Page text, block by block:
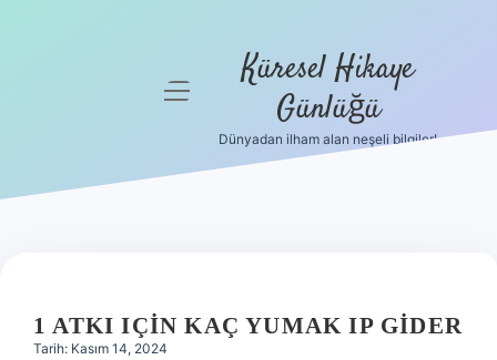
Hakkımızda
menüyü
Küresel Hikaye
Günlüğü
Dünyadan ilham alan neşeli bilgiler!
1 ATKI IÇIN KAÇ YUMAK IP GIDER
Tarih: Kasım 14, 2024